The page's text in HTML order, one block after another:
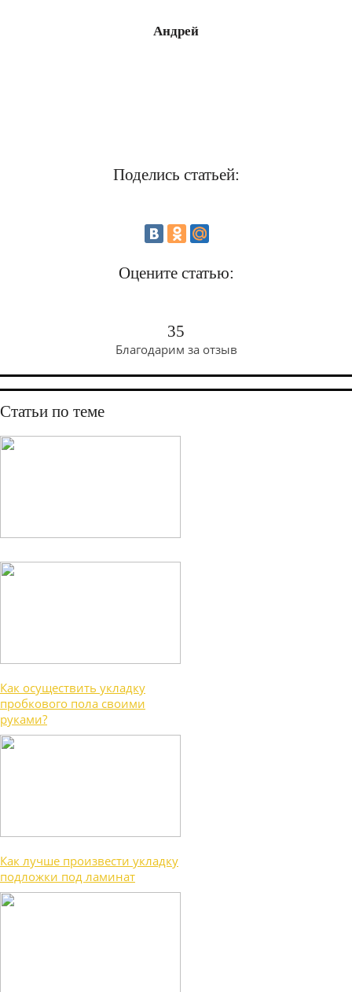
Андрей
Поделись статьей:
Оцените статью:
35
Благодарим за отзыв
Статьи по теме
Как осуществить укладку
пробкового пола своими
руками?
Как лучше произвести укладку
подложки под ламинат